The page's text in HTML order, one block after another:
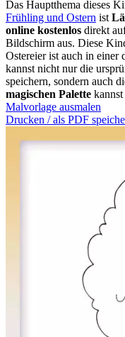
Das Hauptthema dieses
Frühling und Ostern ist
online kostenlos direkt
Bildschirm aus. Diese
Ostereier ist auch in
kannst nicht nur die
speichern, sondern auch
magischen Palette
Malvorlage ausmalen
Drucken / als PDF